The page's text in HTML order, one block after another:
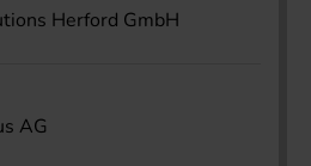
Herford GmbH
AG